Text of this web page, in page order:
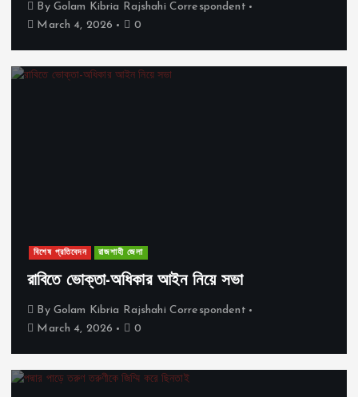
By Golam Kibria Rajshahi Correspondent
March 4, 2026
0
বিশেষ প্রতিবেদন রাজশাহী জেলা
রাবিতে ভোক্তা-অধিকার আইন নিয়ে সভা
By Golam Kibria Rajshahi Correspondent
March 4, 2026
0